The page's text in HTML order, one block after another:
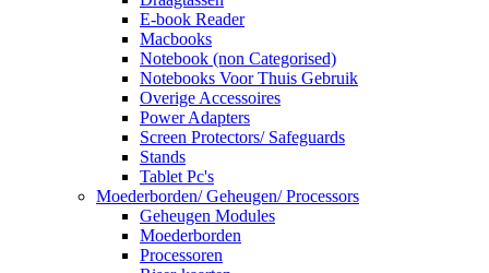
E-book Reader
Macbooks
Notebook (non Categorised)
Notebooks Voor Thuis Gebruik
Overige Accessoires
Power Adapters
Screen Protectors/ Safeguards
Stands
Tablet Pc's
Moederborden/ Geheugen/ Processors
Geheugen Modules
Moederborden
Processoren